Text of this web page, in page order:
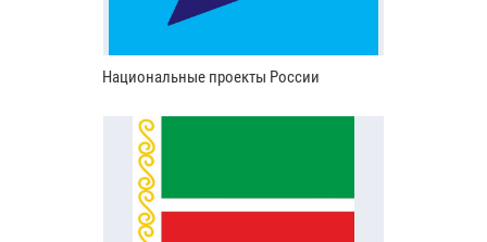
Национальные проекты России